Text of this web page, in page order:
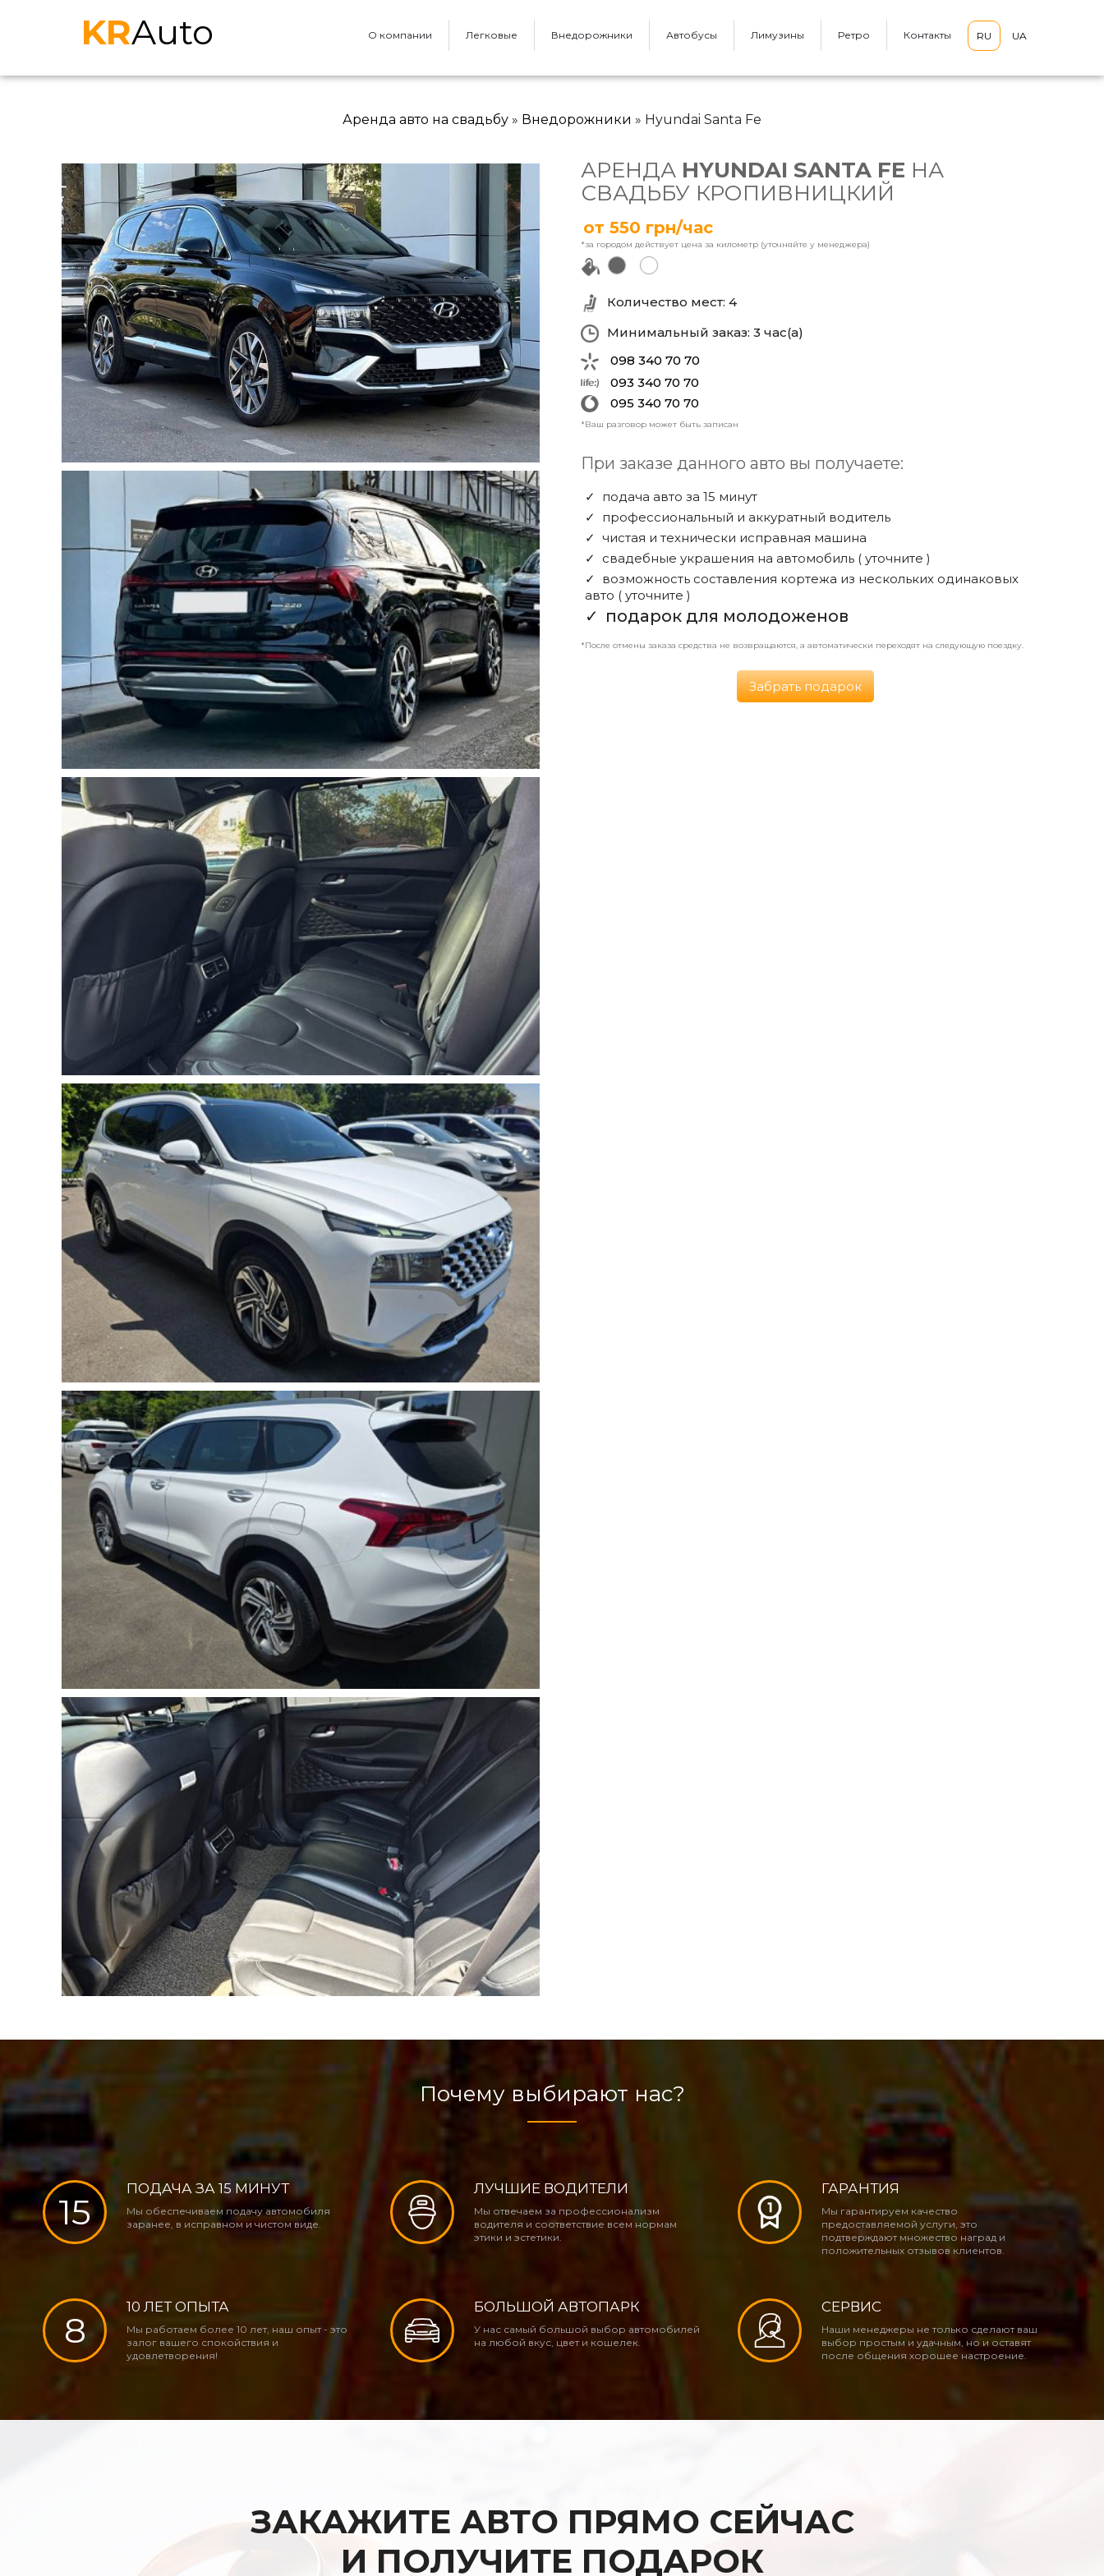
KRAuto О компании Легковые Внедорожники Автобусы Лимузины Ретро Контакты RU UA
Аренда авто на свадьбу » Внедорожники » Hyundai Santa Fe
АРЕНДА HYUNDAI SANTA FE НА
СВАДЬБУ КРОПИВНИЦКИЙ
от 550 грн/час
*за городом действует цена за километр (уточняйте у менеджера)
черныйбелый
Количество мест: 4
Минимальный заказ: 3 час(а)
098 340 70 70
093 340 70 70
095 340 70 70
*Ваш разговор может быть записан
При заказе данного авто вы получаете:
подача авто за 15 минут
профессиональный и аккуратный водитель
чистая и технически исправная машина
свадебные украшения на автомобиль ( уточните )
возможность составления кортежа из нескольких одинаковых
авто ( уточните )
подарок для молодоженов
*После отмены заказа средства не возвращаются, а автоматически переходят на следующую поездку.
Забрать подарок
Почему выбирают нас?
15
ПОДАЧА ЗА 15 МИНУТ
Мы обеспечиваем подачу автомобиля
заранее, в исправном и чистом виде.
ЛУЧШИЕ ВОДИТЕЛИ
Мы отвечаем за профессионализм
водителя и соответствие всем нормам
этики и эстетики.
ГАРАНТИЯ
Мы гарантируем качество
предоставляемой услуги, это
подтверждают множество наград и
положительных отзывов клиентов.
8
10 ЛЕТ ОПЫТА
Мы работаем более 10 лет, наш опыт - это
залог вашего спокойствия и
удовлетворения!
БОЛЬШОЙ АВТОПАРК
У нас самый большой выбор автомобилей
на любой вкус, цвет и кошелек.
СЕРВИС
Наши менеджеры не только сделают ваш
выбор простым и удачным, но и оставят
после общения хорошее настроение.
ЗАКАЖИТЕ АВТО ПРЯМО СЕЙЧАС
И ПОЛУЧИТЕ ПОДАРОК